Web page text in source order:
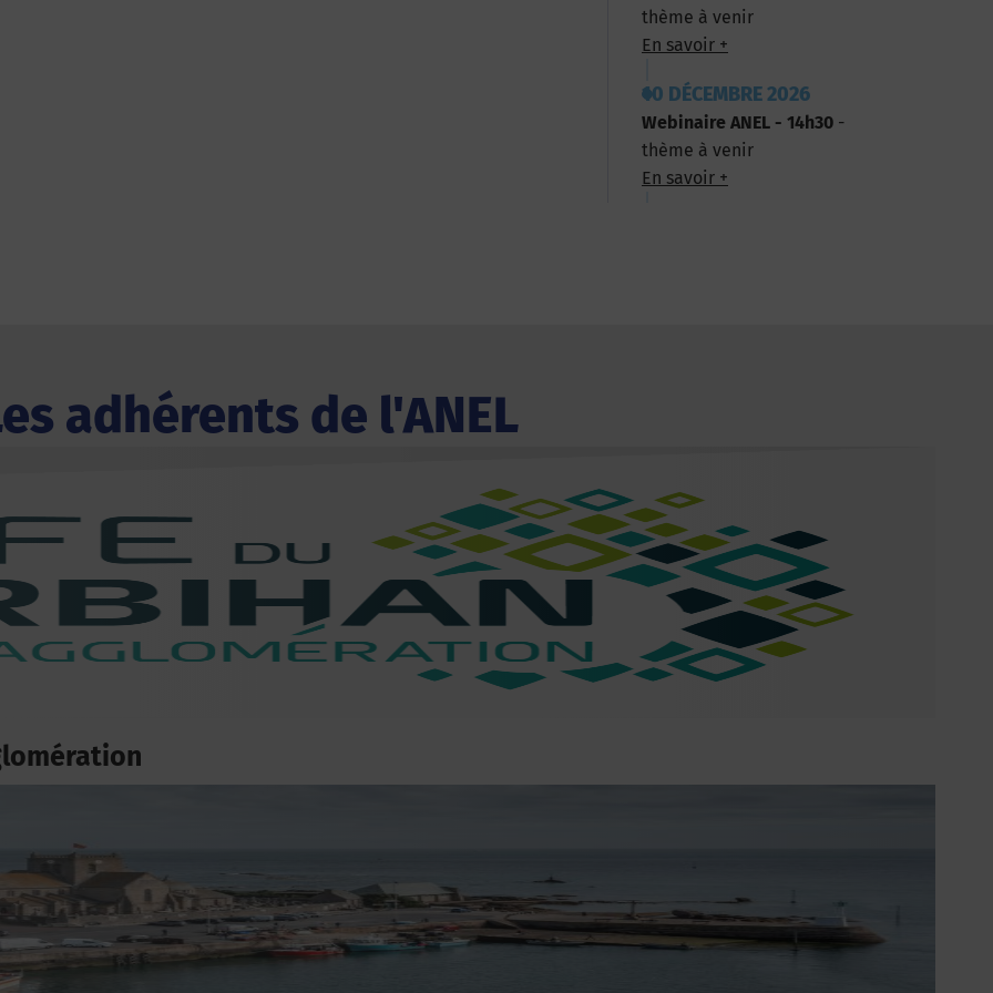
thème à venir
En savoir +
10 DÉCEMBRE 2026
Webinaire ANEL - 14h30 -
thème à venir
En savoir +
adhérents de l'ANEL